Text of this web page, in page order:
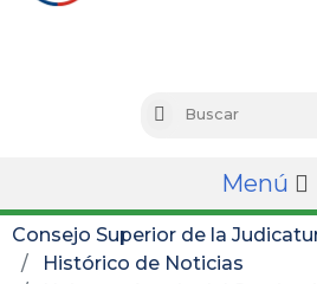
Buscar
Menú
Consejo Superior de la
Histórico de Noticias